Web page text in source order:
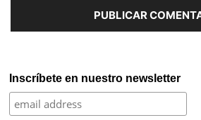
Inscríbete en nuestro newsletter